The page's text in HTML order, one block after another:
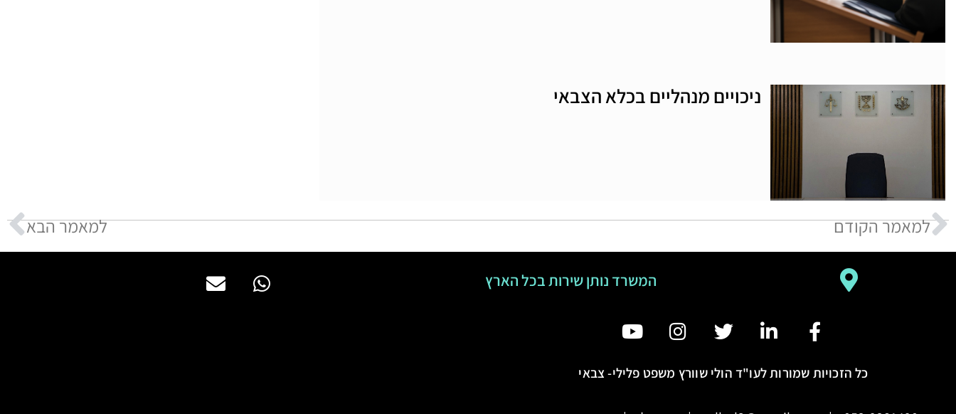
ניכויים מנהליים בכלא הצבאי
למאמר הקודם למאמר הבא
המשרד נותן שירות בכל הארץ
כל הזכויות שמורות לעו"ד הולי שוורץ משפט פלילי- צבאי